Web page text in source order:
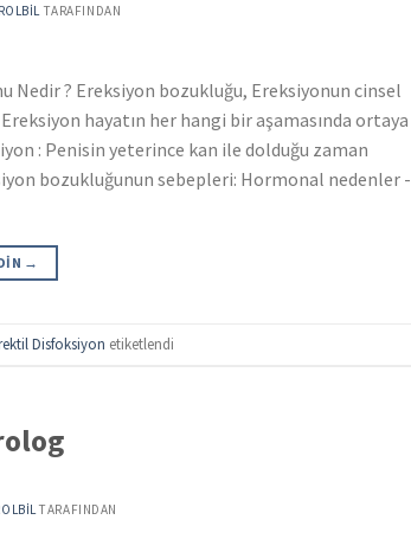
TARAFINDAN
? Ereksiyon bozukluğu, Ereksiyonun cinsel
hayatın her hangi bir aşamasında ortaya
: Penisin yeterince kan ile dolduğu zaman
bozukluğunun sebepleri: Hormonal nedenler -
→
Disfoksiyon etiketlendi
TARAFINDAN